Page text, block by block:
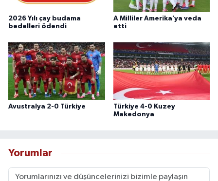
2026 Yılı çay budama
bedelleri ödendi
A Milliler Amerika’ya veda
etti
Avustralya 2-0 Türkiye
Türkiye 4-0 Kuzey
Makedonya
Yorumlar